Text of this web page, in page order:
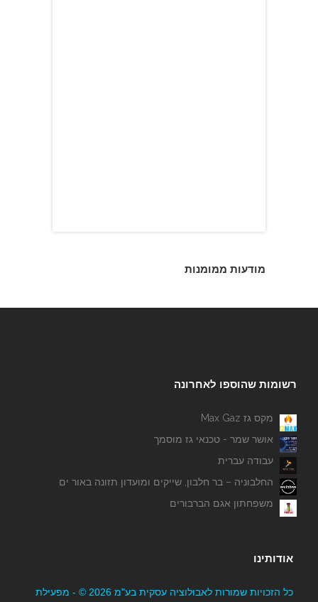
מודעות ממומנות
רשומות שהוספו לאחרונה
מקס גז Max Gaz
אושר שמר - טכנאי גז מוסמך
עבודה עברית
החלבוניה – בר חלבון, שייקים ומועדון תזונה באור ים
משפחתון אגם הברבורים
אודותינו
כל הזכויות שמורות לאבולוציה עסקית בע"מ 2026 © - מפעילת